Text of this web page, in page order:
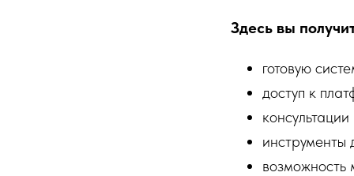
Здесь вы
готовую
доступ к
инструменты
возможность